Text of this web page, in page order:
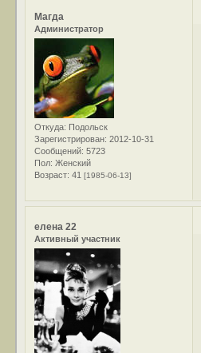
Магда
Администратор
Откуда: Подольск
Зарегистрирован: 2012-10-31
Сообщений: 5723
Пол: Женский
Возраст: 41[1985-06-13]
елена 22
Активный участник